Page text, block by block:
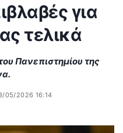
για
τελικά
Πανεπιστημίου της
05/2026 16:14